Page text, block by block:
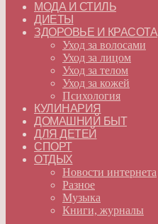
МОДА И СТИЛЬ
ДИЕТЫ
ЗДОРОВЬЕ И КРАСОТА
Уход за волосами
Уход за лицом
Уход за телом
Уход за кожей
Психология
КУЛИНАРИЯ
ДОМАШНИЙ БЫТ
ДЛЯ ДЕТЕЙ
СПОРТ
ОТДЫХ
Новости интернета
Разное
Музыка
Книги, журналы